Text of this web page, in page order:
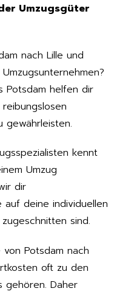
Umzugsgüter
nach Lille und
Potsdam helfen dir
gewährleisten.
kennt
Umzug
dir
deine individuellen
sind.
Potsdam nach
oft zu den
gehören. Daher